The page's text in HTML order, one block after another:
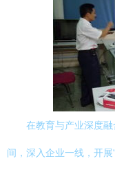
在教育与产业深度
间，深入企业一线，开